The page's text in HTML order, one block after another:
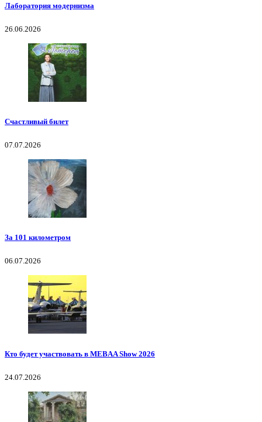
Лаборатория модернизма
26.06.2026
Счастливый билет
07.07.2026
За 101 километром
06.07.2026
Кто будет участвовать в MEBAA Show 2026
24.07.2026